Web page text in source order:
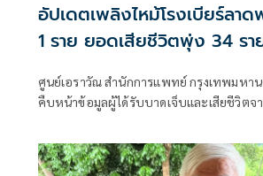
อัปเดตเพลิงไหม้โรงเบียร์ลา
1 ราย ยอดเสียชีวิตพุ่ง 34 รา
ศูนย์เอราวัณ สำนักการแพทย์ กรุงเทพมหาน
คืบหน้าข้อมูลผู้ได้รับบาดเจ็บและเสียชีวิตจ